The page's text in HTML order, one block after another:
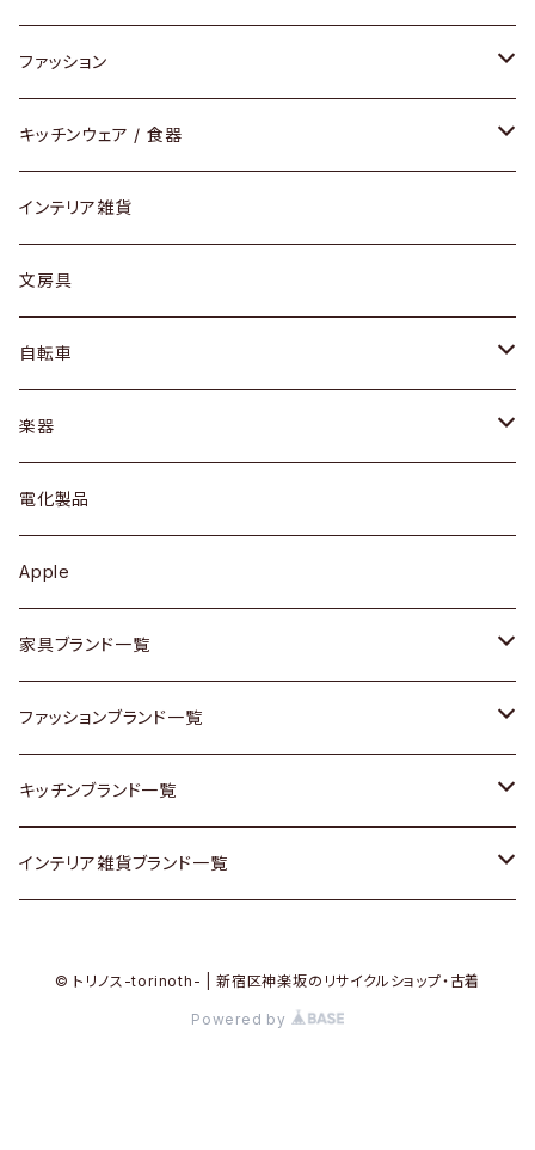
チェア / スツール
ダイニングセット / ダイニングテーブル
ローテーブル / サイドテーブル
デスク / コンソール
ドレッサー
シェルフ
キュリオケース / 飾り棚
カップボード / 食器棚
チェスト
その他家具
Vintageヴィンテージ / Antiqueアンティーク
Designers / デザイナーズ
ペンダントライト
テーブルランプ / デスクスタンド
フロアライト
ファッション
アクセサリー
リング
ピアス / イヤリング
財布
バッグ
アウター
トップス
ワンピース
ボトムス
靴
スカーフ
腕時計
Vintage / ヴィンテージ
キッチンウェア / 食器
グラス / タンブラー
カップ / マグ
プレート / ボウル
カトラリー
ケトル / ティーポット
鍋 / フライパン
Vintage / ヴィンテージ
銀製品
和物 / 作家物
その他キッチン雑貨
インテリア雑貨
文房具
自転車
dahon
楽器
ギター
ベース
その他楽器
電化製品
Apple
家具ブランド一覧
ACME Furniture / アクメ ファニチャー
ACTUS / アクタス
arflex / アルフレックス
ファッションブランド一覧
agnes b / アニエス ベー
BALLY / バリー
キッチンブランド一覧
ARABIA / アラビア
インテリア雑貨ブランド一覧
© トリノス-torinoth- | 新宿区神楽坂のリサイクルショップ・古着
Powered by